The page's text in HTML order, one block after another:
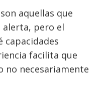
aquellas que
alerta, pero el
capacidades
facilita que
no necesariamente